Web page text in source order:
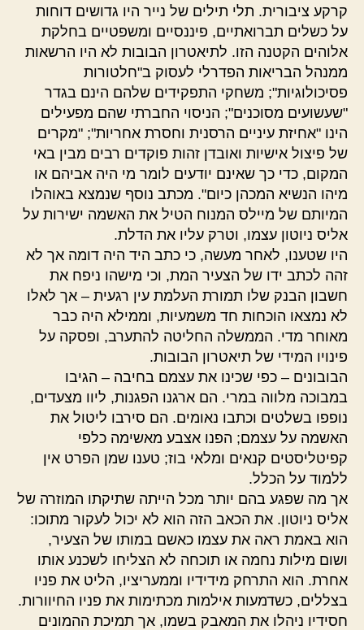
קרקע ציבורית. תלי תילים של נייר היו גדושים דוחות
על כשלים תברואתיים, פיננסיים ומשפטיים בחלקת
אלוהים הקטנה הזו. לתיאטרון הבובות לא היו הרשאות
ממנהל הבריאות הפדרלי לעסוק ב"חלטורות
פסיכולוגיות"; משחקי התפקידים שלהם הינם בגדר
"שעשועים מסוכנים"; הניסוי החברתי שהם מפעילים
הינו "אחיזת עיניים הרסנית וחסרת אחריות"; "מקרים
של פיצול אישיות ואובדן זהות פוקדים רבים מבין באי
המקום, כדי כך שאינם יודעים לומר מי היה אביהם או
מיהו הנשיא המכהן כיום". מכתב נוסף שנמצא באוהלו
המיותם של מיילס המנוח הטיל את האשמה ישירות על
אליס ניוטון עצמו, וטרק עליו את הדלת.
היו שטענו, לאחר מעשה, כי כתב היד היה דומה אך לא
זהה לכתב ידו של הצעיר המת, וכי מישהו ניפח את
חשבון הבנק שלו תמורת העלמת עין רגעית – אך לאלו
לא נמצאו הוכחות חד משמעיות, וממילא היה כבר
מאוחר מדי. הממשלה החליטה להתערב, ופסקה על
פינויו המידי של תיאטרון הבובות.
הבובונים – כפי שכינו את עצמם בחיבה – הגיבו
במבוכה מלווה במרי. הם ארגנו הפגנות, ליוו מצעדים,
נופפו בשלטים וכתבו נאומים. הם סירבו ליטול את
האשמה על עצמם; הפנו אצבע מאשימה כלפי
קפיטליסטים קנאים ומלאי בוז; טענו שמן הפרט אין
ללמוד על הכלל.
אך מה שפגע בהם יותר מכל הייתה שתיקתו המוזרה של
אליס ניוטון. את הכאב הזה הוא לא יכול לעקור מתוכו:
הוא באמת ראה את עצמו כאשם במותו של הצעיר,
ושום מילות נחמה או תוכחה לא הצליחו לשכנע אותו
אחרת. הוא התרחק מידידיו וממעריציו, הליט את פניו
בצללים, כשדמעות אילמות מכתימות את פניו החיוורות.
חסידיו ניהלו את המאבק בשמו, אך תמיכת ההמונים